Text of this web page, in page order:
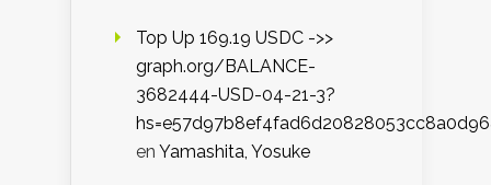
Top Up 169.19 USDC ->>
graph.org/BALANCE-
3682444-USD-04-21-3?
en Yamashita, Yosuke